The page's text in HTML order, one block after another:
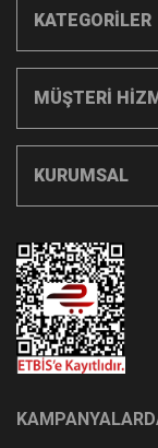
KATEGORİLER
MÜŞTERİ
KURUMSAL